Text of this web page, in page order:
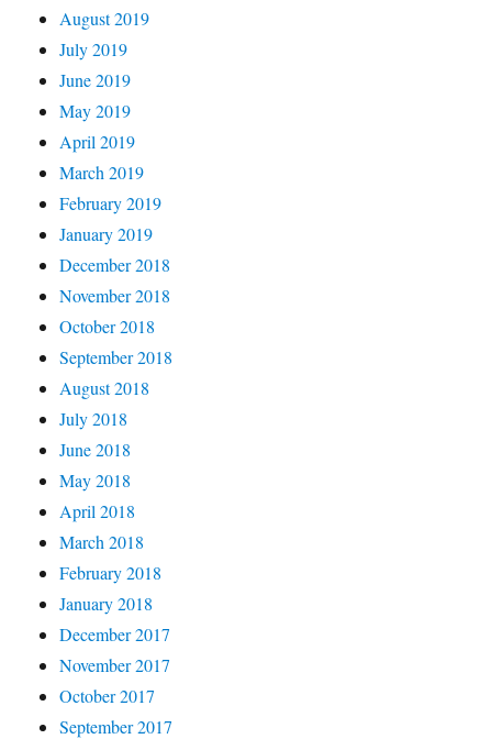
August 2019
July 2019
June 2019
May 2019
April 2019
March 2019
February 2019
January 2019
December 2018
November 2018
October 2018
September 2018
August 2018
July 2018
June 2018
May 2018
April 2018
March 2018
February 2018
January 2018
December 2017
November 2017
October 2017
September 2017